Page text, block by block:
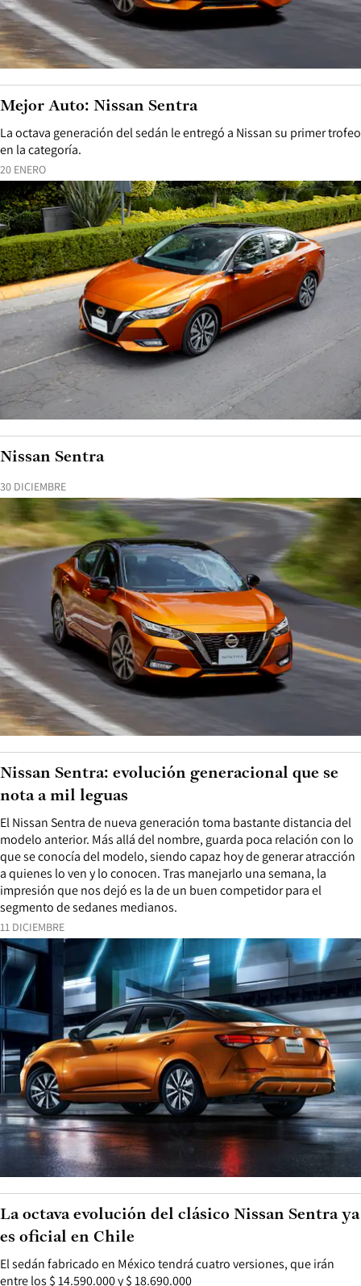
20 ENERO
La octava generación del sedán le entregó a Nissan su primer trofeo
en la categoría.
Mejor Auto: Nissan Sentra
30 DICIEMBRE
Nissan Sentra
11 DICIEMBRE
El Nissan Sentra de nueva generación toma bastante distancia del
modelo anterior. Más allá del nombre, guarda poca relación con lo
que se conocía del modelo, siendo capaz hoy de generar atracción
a quienes lo ven y lo conocen. Tras manejarlo una semana, la
impresión que nos dejó es la de un buen competidor para el
segmento de sedanes medianos.
Nissan Sentra: evolución generacional que se
nota a mil leguas
El sedán fabricado en México tendrá cuatro versiones, que irán
entre los $ 14.590.000 y $ 18.690.000
La octava evolución del clásico Nissan Sentra ya
es oficial en Chile